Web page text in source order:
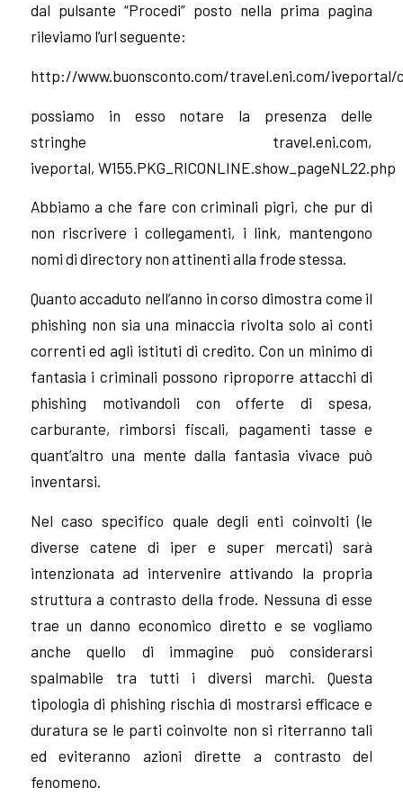
dal pulsante “Procedi” posto nella prima pagina
rileviamo l’url seguente:
http://www.buonsconto.com/travel.eni.com/iveportal/
possiamo in esso notare la presenza delle
stringhe travel.eni.com,
iveportal, W155.PKG_RICONLINE.show_pageNL22.php
Abbiamo a che fare con criminali pigri, che pur di
non riscrivere i collegamenti, i link, mantengono
nomi di directory non attinenti alla frode stessa.
Quanto accaduto nell’anno in corso dimostra come il
phishing non sia una minaccia rivolta solo ai conti
correnti ed agli istituti di credito. Con un minimo di
fantasia i criminali possono riproporre attacchi di
phishing motivandoli con offerte di spesa,
carburante, rimborsi fiscali, pagamenti tasse e
quant’altro una mente dalla fantasia vivace può
inventarsi.
Nel caso specifico quale degli enti coinvolti (le
diverse catene di iper e super mercati) sarà
intenzionata ad intervenire attivando la propria
struttura a contrasto della frode. Nessuna di esse
trae un danno economico diretto e se vogliamo
anche quello di immagine può considerarsi
spalmabile tra tutti i diversi marchi. Questa
tipologia di phishing rischia di mostrarsi efficace e
duratura se le parti coinvolte non si riterranno tali
ed eviteranno azioni dirette a contrasto del
fenomeno.